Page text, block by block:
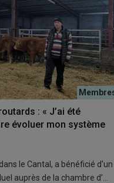
: « J’ai été
évoluer mon système
le Cantal, a bénéficié d’un
auprès de la chambre d’…